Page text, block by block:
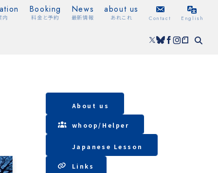
内
Booking
料金と予約
News
最新情報
about us
あれこれ Contact English
About us
whoop/ Helper
Japanese Lesson
Lin ks